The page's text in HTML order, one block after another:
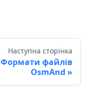
Наступна сторінка
Формати файлів
OsmAnd